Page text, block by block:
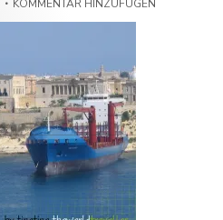
KOMMENTAR HINZUFÜGEN